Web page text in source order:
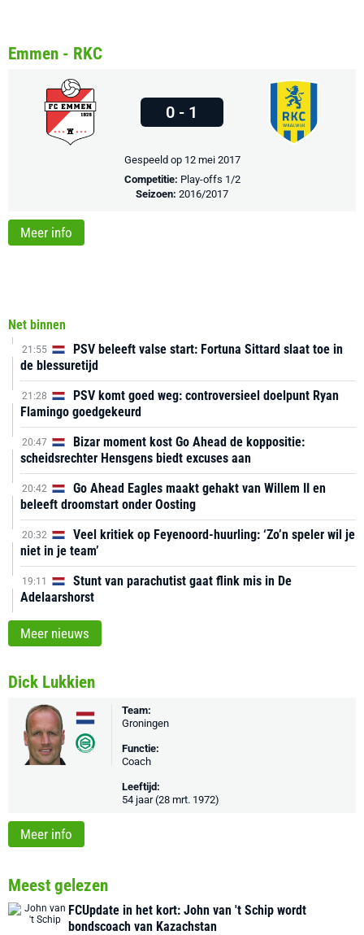
Net binnen
21:55
PSV beleeft valse start: Fortuna Sittard slaat toe in
de blessuretijd
21:28
PSV komt goed weg: controversieel doelpunt Ryan
Flamingo goedgekeurd
20:47
Bizar moment kost Go Ahead de koppositie:
scheidsrechter Hensgens biedt excuses aan
20:42
Go Ahead Eagles maakt gehakt van Willem II en
beleeft droomstart onder Oosting
20:32
Veel kritiek op Feyenoord-huurling: ‘Zo’n speler wil je
niet in je team’
19:11
Stunt van parachutist gaat flink mis in De
Adelaarshorst
Meer nieuws
Emmen - RKC
0 - 1
Gespeeld op 12 mei 2017
Competitie: Play-offs 1/2
Seizoen: 2016/2017
Meer info
Dick Lukkien
Team:
Groningen
Functie:
Coach
Leeftijd:
54 jaar (28 mrt. 1972)
Meer info
Meest gelezen
FCUpdate in het kort: John van 't Schip wordt
bondscoach van Kazachstan